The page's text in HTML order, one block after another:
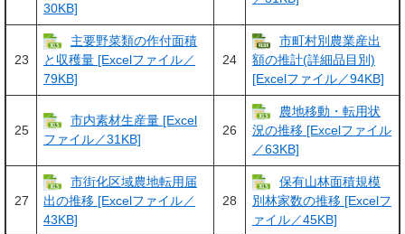
30KB]
23
主要野菜類の作付面積
と収穫量 [Excelファイル／
79KB]
24
市町村別農業産出
額の推計(詳細品目別)
[Excelファイル／94KB]
25
市内素材生産量 [Excel
ファイル／31KB]
26
農地移動・転用状
況の推移 [Excelファイル
／63KB]
27
市街化区域農地転用届
出の推移 [Excelファイル／
43KB]
28
保有山林面積規模
別林家数の推移 [Excelフ
ァイル／45KB]